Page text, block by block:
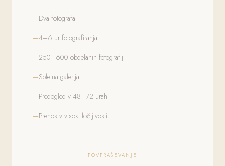
Dva fotografa
4–6 ur fotografiranja
250–600 obdelanih fotografij
Spletna galerija
Predogled v 48–72 urah
Prenos v visoki ločljivosti
POVPRAŠEVANJE